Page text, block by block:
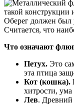
такой
Оберег должен был
Считается, что
Что означают
Петух. Это
эта птица
Кот (кошка).
хитрости,
Лев. Древний